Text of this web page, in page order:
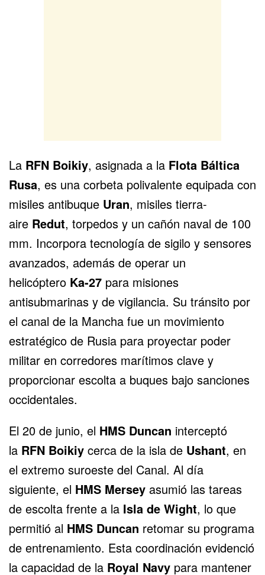
La RFN Boikiy, asignada a la Flota Báltica
Rusa, es una corbeta polivalente equipada con
misiles antibuque Uran, misiles tierra-
aire Redut, torpedos y un cañón naval de 100
mm. Incorpora tecnología de sigilo y sensores
avanzados, además de operar un
helicóptero Ka-27 para misiones
antisubmarinas y de vigilancia. Su tránsito por
el canal de la Mancha fue un movimiento
estratégico de Rusia para proyectar poder
militar en corredores marítimos clave y
proporcionar escolta a buques bajo sanciones
occidentales.
El 20 de junio, el HMS Duncan interceptó
la RFN Boikiy cerca de la isla de Ushant, en
el extremo suroeste del Canal. Al día
siguiente, el HMS Mersey asumió las tareas
de escolta frente a la Isla de Wight, lo que
permitió al HMS Duncan retomar su programa
de entrenamiento. Esta coordinación evidenció
la capacidad de la Royal Navy para mantener